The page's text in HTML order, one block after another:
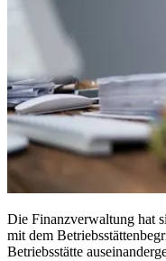
Die Finanzverwaltung hat
mit dem
Betriebsstätte